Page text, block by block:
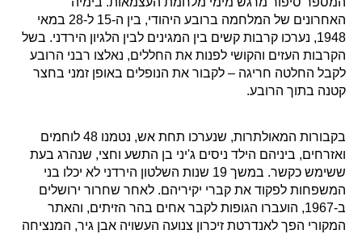
האחרונים של המלחמה ברובע היהודי, בין ה-15 ל-28 במאי
1948, נערכו קרבות קשים בין המגינים לבין הלגיון הירדני. בשל
הקרבות העזים והקושי לפנות את החללים, נאלצו רבני הרובע
לקבל החלטה חריגה – לקבור את הנופלים באופן זמני בחצר
קטנה בתוך הרובע.
בקבורות המאולתרות, שנערכו תחת אש, נטמנו 48 לוחמים
ואזרחים, ביניהם הילד ניסים ג'יני בן התשע וחצי, שנהרג בעת
ששימש כקשר. במשך 19 שנות השלטון הירדני לא יכלו בני
המשפחות לפקוד את קברי יקיריהם. לאחר שחרור ירושלים
ב-1967, הועברו הגופות לקבר אחים בהר הזיתים, והאתר
המקורי הפך לאנדרטת זיכרון צנועה העשויה אבן גיר, המנציחה